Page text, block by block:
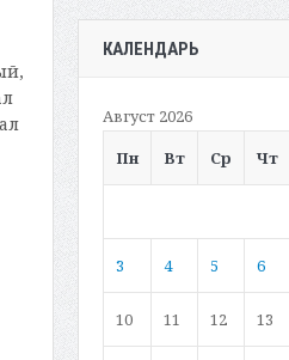
КАЛЕНДАРЬ
Август 2026
Пн
Вт Ср Чт
3 4 5 6
10 11 12 13